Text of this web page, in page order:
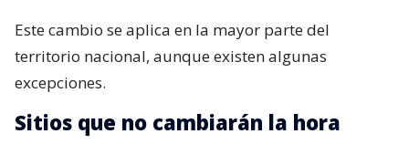
Este cambio se aplica en la mayor parte del
territorio nacional, aunque existen algunas
excepciones.
Sitios que no cambiarán la hora